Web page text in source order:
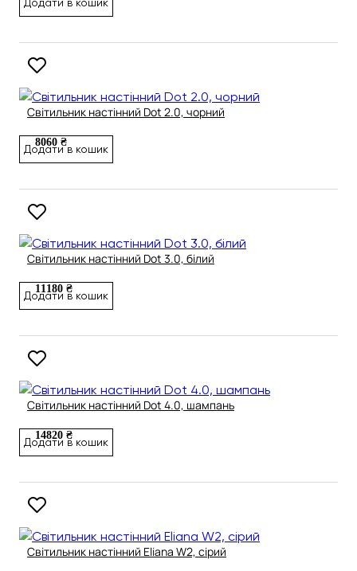
Світильник настінний Dot 2.0, чорний
8060 ₴
Додати в кошик
Світильник настінний Dot 3.0, білий
11180 ₴
Додати в кошик
Світильник настінний Dot 4.0, шампань
14820 ₴
Додати в кошик
Світильник настінний Eliana W2, сірий